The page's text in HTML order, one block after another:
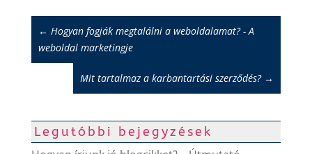
← Hogyan fogják megtalálni a weboldalamat? - A
weboldal marketingje
Mit tartalmaz a karbantartási szerződés?→
Legutóbbi bejegyzések